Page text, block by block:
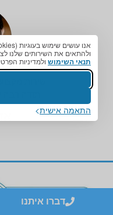
ולהתאים את השירותים שלנו
תנאי השימוש ולמדיניות
התאמה אישית
שירות
תודה
דברו איתנו